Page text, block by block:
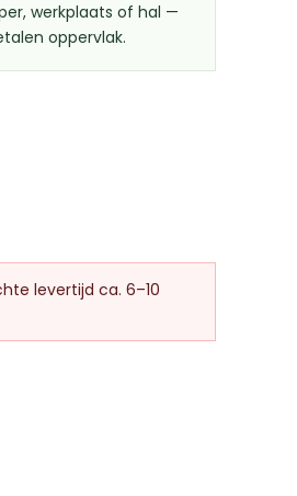
werkplaats of hal —
oppervlak.
levertijd ca. 6–10